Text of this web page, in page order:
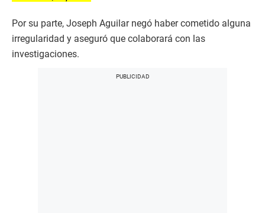
Por su parte, Joseph Aguilar negó haber cometido alguna
irregularidad y aseguró que colaborará con las
investigaciones.